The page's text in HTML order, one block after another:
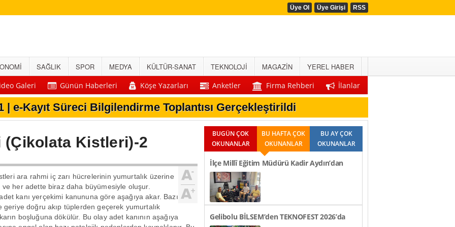
Üye Ol Üye Girişi RSS
SAĞLIK SPOR MEDYA KÜLTÜR-SANAT TEKNOLOJİ MAGAZİN
YEREL HABER
Galeri Günün Haberleri Köşe Yazarları Anketler Firma Rehberi İlanlar
| e-Kayıt Süreci Bilgilendirme Toplantısı Gerçekleştirildi
| Gelibolu TSO’dan Turizm İşletmelerine Önemli Duyuru!
| Geliboluspor’dan Yeni Sezon Öncesi Birlik ve Hedef Vurgusu
| Yeni Parti Gelibolu İlçe Yönetim Kurulu Açıklandı
| Gelibolu TSO’dan Üyelerine Eğitim Desteği Protokolü
(Çikolata Kistleri)-2
ara rahmi iç zarı hücrelerinin yumurtalık üzerine
ve her adette biraz daha büyümesiyle oluşur.
kanı yerçekimi kanununa göre aşağıya akar. Bazı
geriye doğru akıp tüplerden geçerek yumurtalık
boşluğuna dökülür. Bu olay adet kanının aşağıya
BUGÜN ÇOK
OKUNANLAR
BU HAFTA ÇOK
OKUNANLAR
BU AY ÇOK
OKUNANLAR
İlçe Millî Eğitim Müdürü Kadir Aydın’dan
Okul Ziyaretleri..
Gelibolu BİLSEM’den TEKNOFEST 2026’da